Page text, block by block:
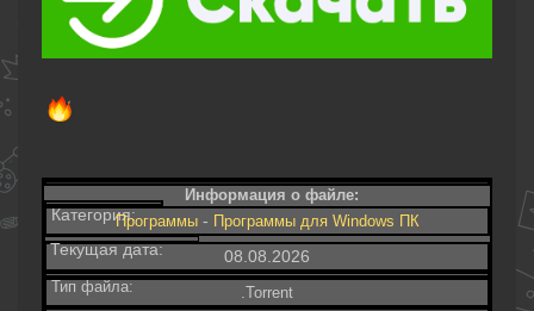
Информация о файле:
Категория:Программы- Программы для Windows ПК
Текущая дата: 08.08.2026
Тип файла:
.Torrent